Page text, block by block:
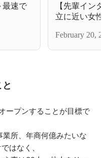
最速で
【先輩イン
立に近い女
February 20,
ープンすることが目標で
所、年商何億みたいな
はなく、